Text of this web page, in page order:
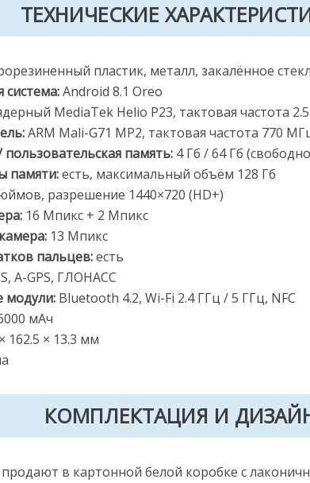
ТЕХНИЧЕСКИЕ
пластик, металл, закалённое
Android 8.1 Oreo
MediaTek Helio P23, тактовая частота
ARM Mali-G71 MP2, тактовая частота 770
память: 4 Гб / 64 Гб
памяти:есть, максимальный объём 128 Гб
разрешение 1440×720 (HD+)
16 Мпикс + 2 Мпикс
13 Мпикс
пальцев:есть
A-GPS, ГЛОНАСС
модули: Bluetooth 4.2, Wi-Fi 2.4 ГГц / 5 ГГц, NFC
мАч
162.5 × 13.3 мм
КОМПЛЕКТАЦИЯ И
в картонной белой коробке с